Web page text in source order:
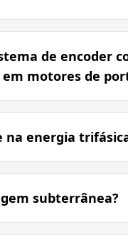
de encoder
motores de
na energia
subterrânea?